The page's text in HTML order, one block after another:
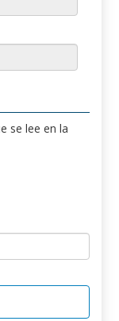
se lee en la